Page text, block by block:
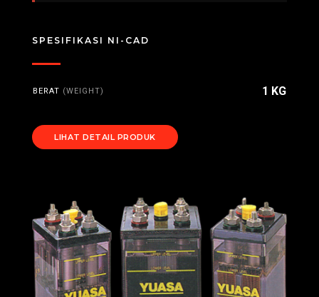
SPESIFIKASI NI-CAD
BERAT (WEIGHT) 1 KG
LIHAT DETAIL PRODUK